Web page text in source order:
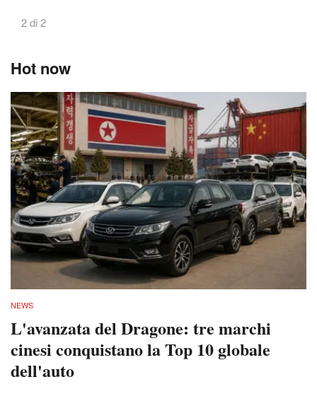
2 di 2
Hot now
NEWS
L'avanzata del Dragone: tre marchi
cinesi conquistano la Top 10 globale
dell'auto